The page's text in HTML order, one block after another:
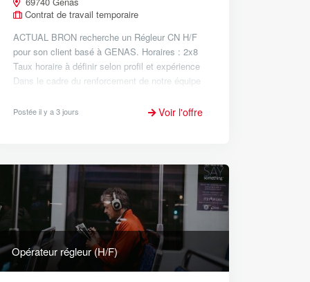
Contrat de travail temporaire
ACTUAL BRON recherche un Régleur CN H/F
pour son client basé à GENAS. Horaires : 2x8
Taux horaire à définir selon profil et expérience
Dans le cadre du renforcement de notre équipe
H/F. Vos missions :...
Postée il y a 3 jours Voir l'offre
Opérateur régleur (H/F)